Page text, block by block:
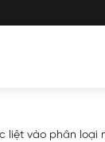
liệt vào phân loại